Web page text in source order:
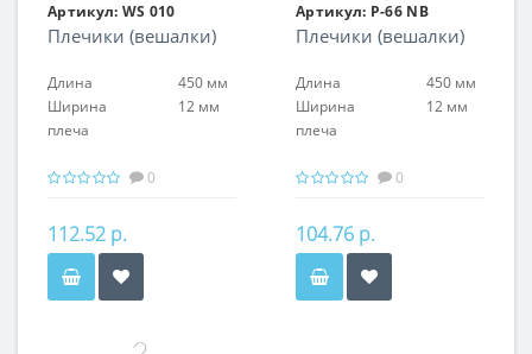
Артикул: WS 010
Плечики (вешалки)
Длина
450 мм
Ширина
плеча
12 мм
0
112.52 р.
Артикул: P-66 NB
Плечики (вешалки)
Длина
450 мм
Ширина
плеча
12 мм
0
104.76 р.